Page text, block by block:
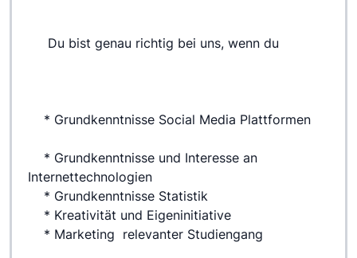
Du bist genau richtig bei uns, wenn du
* Grundkenntnisse Social Media Plattformen
Internettechnologien
* Grundkenntnisse Statistik
* Kreativität und Eigeninitiative
* Marketing  relevanter Studiengang